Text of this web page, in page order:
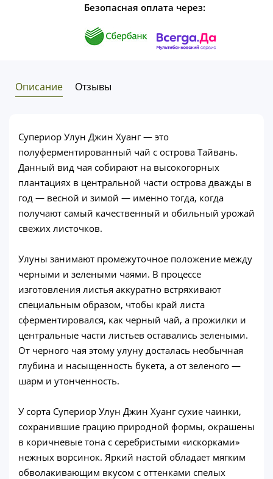
Безопасная оплата через:
Описание Отзывы
Супериор Улун Джин Хуанг — это
полуферментированный чай с острова Тайвань.
Данный вид чая собирают на высокогорных
плантациях в центральной части острова дважды в
год — весной и зимой — именно тогда, когда
получают самый качественный и обильный урожай
свежих листочков.
Улуны занимают промежуточное положение между
черными и зелеными чаями. В процессе
изготовления листья аккуратно встряхивают
специальным образом, чтобы край листа
сферментировался, как черный чай, а прожилки и
центральные части листьев оставались зелеными.
От черного чая этому улуну досталась необычная
глубина и насыщенность букета, а от зеленого —
шарм и утонченность.
У сорта Супериор Улун Джин Хуанг сухие чаинки,
сохранившие грацию природной формы, окрашены
в коричневые тона с серебристыми «искорками»
нежных ворсинок. Яркий настой обладает мягким
обволакивающим вкусом с оттенками спелых